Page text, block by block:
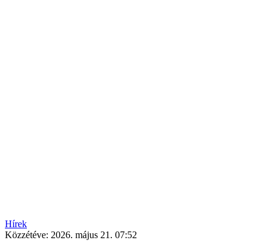
Hírek
Közzétéve: 2026. május 21. 07:52